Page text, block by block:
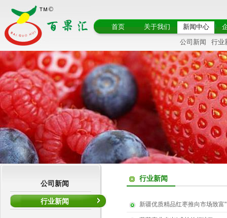
首页 关于我们
新闻中心
公司新闻
行业
行业新闻
新疆优质精品红枣推向市场致富"
公司新闻
行业新闻